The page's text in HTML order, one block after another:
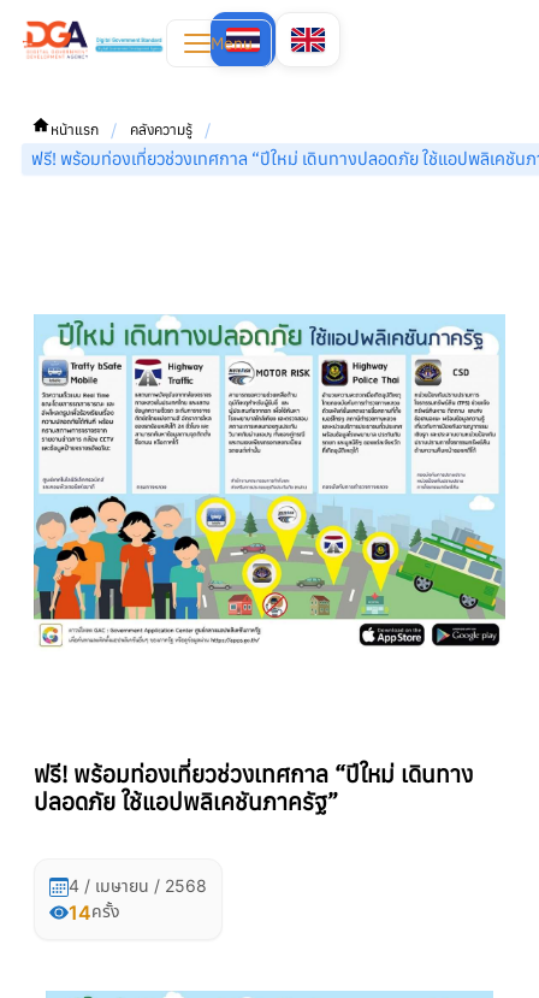
Menu
หน้าแรก / คลังความรู้
/
ฟรี! พร้อมท่องเที่ยวช่วงเทศกาล “ปีใหม่ เดินทางปลอดภัย ใช้แอปพลิเคชัน
ฟรี! พร้อมท่องเที่ยวช่วงเทศกาล “ปีใหม่ เดินทาง
ปลอดภัย ใช้แอปพลิเคชันภาครัฐ”
4 / เมษายน / 2568
14ครั้ง